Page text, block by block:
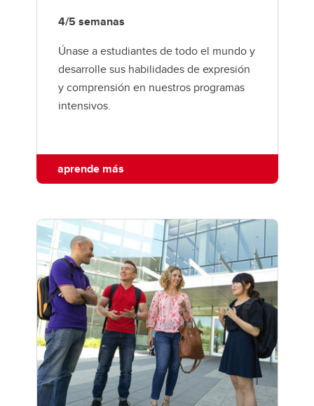
4/5 semanas
Únase a estudiantes de todo el mundo y
desarrolle sus habilidades de expresión
y comprensión en nuestros programas
intensivos.
aprende más